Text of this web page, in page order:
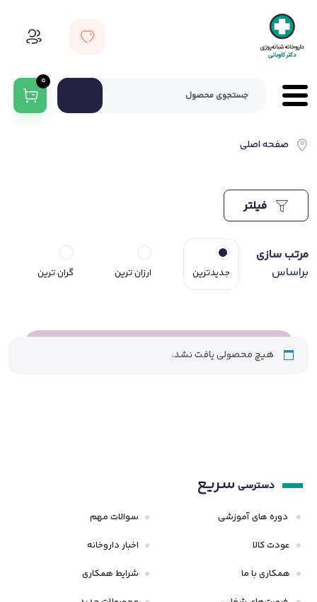
0
صفحه اصلی
مرتب سازی
براساس
جدیدترین ارزان ترین گران ترین
هیچ محصولی یافت نشد.
دسترسی سریع
دوره های آموزشی
عودت کالا
همکاری با ما
سوالات مهم
اخبار داروخانه
شرایط همکاری